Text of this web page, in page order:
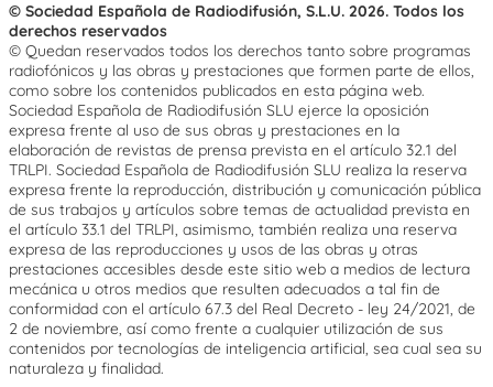
© Sociedad Española de Radiodifusión, S.L.U. 2026. Todos los
derechos reservados
© Quedan reservados todos los derechos tanto sobre programas
radiofónicos y las obras y prestaciones que formen parte de ellos,
como sobre los contenidos publicados en esta página web.
Sociedad Española de Radiodifusión SLU ejerce la oposición
expresa frente al uso de sus obras y prestaciones en la
elaboración de revistas de prensa prevista en el artículo 32.1 del
TRLPI. Sociedad Española de Radiodifusión SLU realiza la reserva
expresa frente la reproducción, distribución y comunicación pública
de sus trabajos y artículos sobre temas de actualidad prevista en
el artículo 33.1 del TRLPI, asimismo, también realiza una reserva
expresa de las reproducciones y usos de las obras y otras
prestaciones accesibles desde este sitio web a medios de lectura
mecánica u otros medios que resulten adecuados a tal fin de
conformidad con el artículo 67.3 del Real Decreto - ley 24/2021, de
2 de noviembre, así como frente a cualquier utilización de sus
contenidos por tecnologías de inteligencia artificial, sea cual sea su
naturaleza y finalidad.